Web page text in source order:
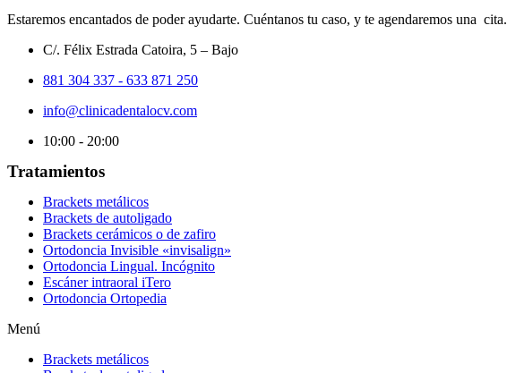
Estaremos encantados de poder ayudarte. Cuéntanos tu caso, y te agendaremos una cita.
C/. Félix Estrada Catoira, 5 – Bajo
881 304 337 - 633 871 250
info@clinicadentalocv.com
10:00 - 20:00
Tratamientos
Brackets metálicos
Brackets de autoligado
Brackets cerámicos o de zafiro
Ortodoncia Invisible «invisalign»
Ortodoncia Lingual. Incógnito
Escáner intraoral iTero
Ortodoncia Ortopedia
Menú
Brackets metálicos